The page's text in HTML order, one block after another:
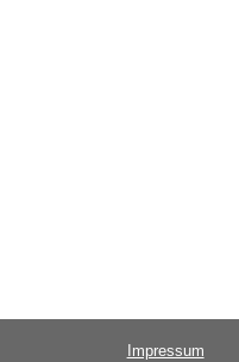
Impressum